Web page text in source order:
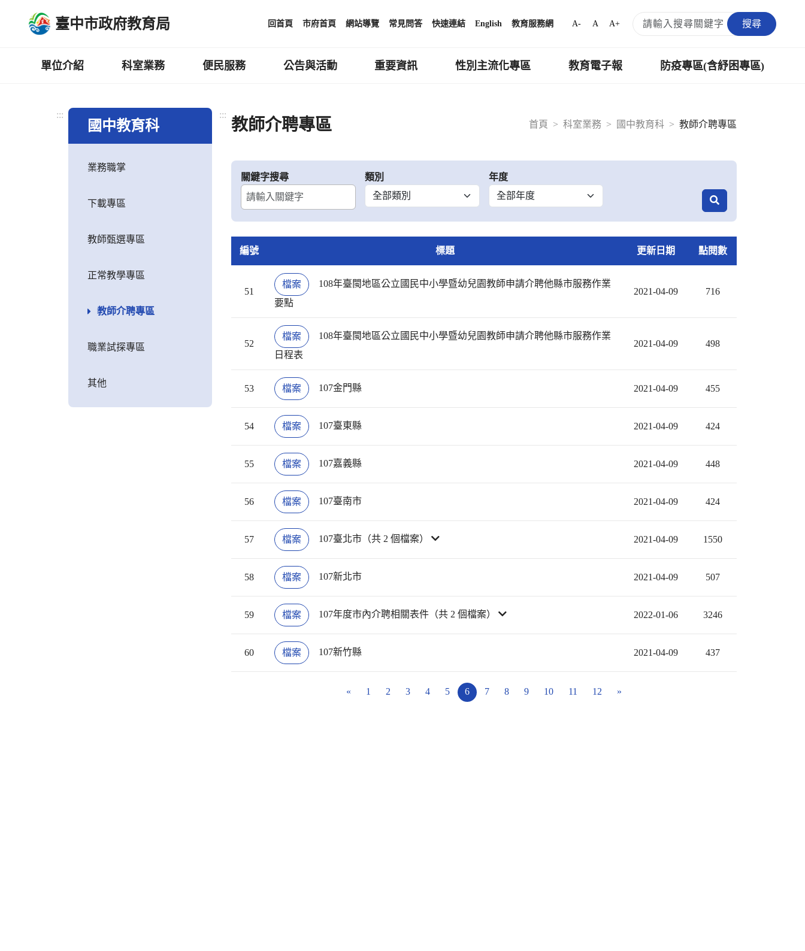
臺中市政府教育局 回首頁 市府首頁 網站導覽 常見問答 快速連結 English 教育服務網 A- A A+ 搜尋
單位介紹 科室業務 便民服務 公告與活動 重要資訊 性別主流化專區 教育電子報 防疫專區(含紓困專區)
:::
國中教育科
業務職掌
下載專區
教師甄選專區
正常教學專區
教師介聘專區
職業試探專區
其他
:::
首頁
科室業務 國中教育科 教師介聘專區
教師介聘專區
關鍵字搜尋 類別 年度
編號 標題 更新日期 點閱數
51
檔案
108年臺閩地區公立國民中小學暨幼兒園教師申請介聘他縣市服務作業
要點
2021-04-09 716
52
檔案
108年臺閩地區公立國民中小學暨幼兒園教師申請介聘他縣市服務作業
日程表
2021-04-09 498
53 檔案 107金門縣 2021-04-09 455
54 檔案 107臺東縣 2021-04-09 424
55 檔案 107嘉義縣 2021-04-09 448
56 檔案 107臺南市 2021-04-09 424
57 檔案 107臺北市（共 2 個檔案） 2021-04-09 1550
58 檔案 107新北市 2021-04-09 507
59 檔案 107年度市內介聘相關表件（共 2 個檔案） 2022-01-06 3246
60 檔案 107新竹縣 2021-04-09 437
« 1 2 3 4 5 6 7 8 9 10 11 12 »